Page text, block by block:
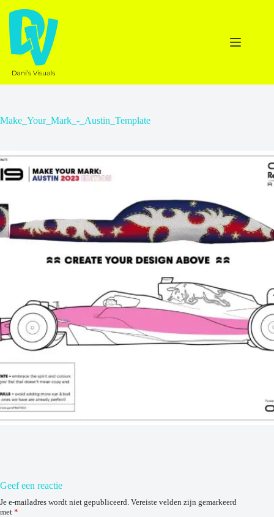
naar
inhoud
Make_Your_Mark_-_Austin_Template
Geef een reactie
Je e-mailadres wordt niet gepubliceerd. Vereiste velden zijn gemarkeerd
met *